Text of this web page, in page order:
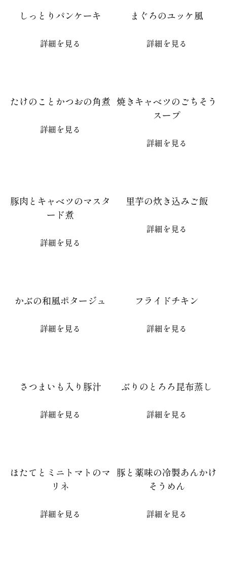
しっとりパンケーキ
詳細を見る
まぐろのユッケ風
詳細を見る
たけのことかつおの角煮
詳細を見る
焼きキャベツのごちそう
スープ
詳細を見る
豚肉とキャベツのマスタ
ード煮
詳細を見る
里芋の炊き込みご飯
詳細を見る
かぶの和風ポタージュ
詳細を見る
フライドチキン
詳細を見る
さつまいも入り豚汁
詳細を見る
ぶりのとろろ昆布蒸し
詳細を見る
ほたてとミニトマトのマ
リネ
詳細を見る
豚と薬味の冷製あんかけ
そうめん
詳細を見る